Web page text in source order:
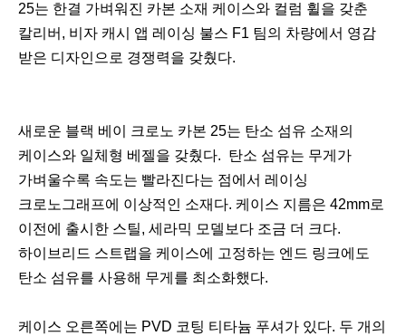
25는 한결 가벼워진 카본 소재 케이스와 컬럼 휠을 갖춘
칼리버, 비자 캐시 앱 레이싱 불스 F1 팀의 차량에서 영감
받은 디자인으로 경쟁력을 갖췄다.
새로운 블랙 베이 크로노 카본 25는 탄소 섬유 소재의
케이스와 일체형 베젤을 갖췄다. 탄소 섬유는 무게가
가벼울수록 속도는 빨라진다는 점에서 레이싱
크로노그래프에 이상적인 소재다. 케이스 지름은 42mm로
이전에 출시한 스틸, 세라믹 모델보다 조금 더 크다.
하이브리드 스트랩을 케이스에 고정하는 엔드 링크에도
탄소 섬유를 사용해 무게를 최소화했다.
케이스 오른쪽에는 PVD 코팅 티타늄 푸셔가 있다. 두 개의